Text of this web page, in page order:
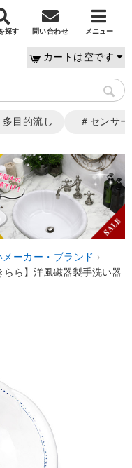
探す 問い合わせ メニュー
カートは空です
目的流し ＃センサ
メーカー・ブランド ›
らら】洋風磁器製手洗い器